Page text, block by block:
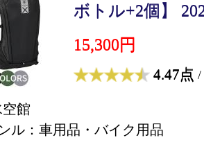
ボトル+2個】
15,300円
4.47点 /
館
ル：車用品・バイク用品